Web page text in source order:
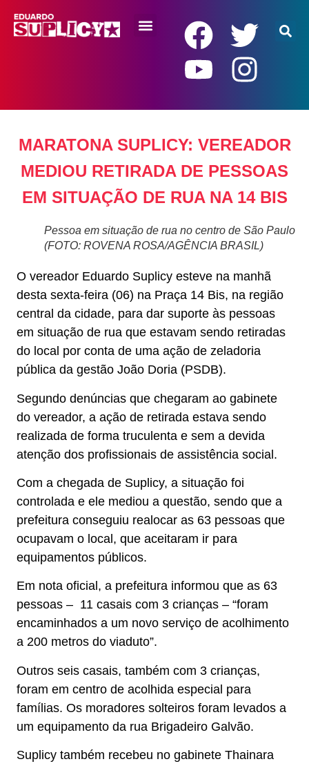
MARATONA SUPLICY: VEREADOR
MEDIOU RETIRADA DE PESSOAS
EM SITUAÇÃO DE RUA NA 14 BIS
Pessoa em situação de rua no centro de São Paulo
(FOTO: ROVENA ROSA/AGÊNCIA BRASIL)
O vereador Eduardo Suplicy esteve na manhã
desta sexta-feira (06) na Praça 14 Bis, na região
central da cidade, para dar suporte às pessoas
em situação de rua que estavam sendo retiradas
do local por conta de uma ação de zeladoria
pública da gestão João Doria (PSDB).
Segundo denúncias que chegaram ao gabinete
do vereador, a ação de retirada estava sendo
realizada de forma truculenta e sem a devida
atenção dos profissionais de assistência social.
Com a chegada de Suplicy, a situação foi
controlada e ele mediou a questão, sendo que a
prefeitura conseguiu realocar as 63 pessoas que
ocupavam o local, que aceitaram ir para
equipamentos públicos.
Em nota oficial, a prefeitura informou que as 63
pessoas – 11 casais com 3 crianças – “foram
encaminhados a um novo serviço de acolhimento
a 200 metros do viaduto”.
Outros seis casais, também com 3 crianças,
foram em centro de acolhida especial para
famílias. Os moradores solteiros foram levados a
um equipamento da rua Brigadeiro Galvão.
Suplicy também recebeu no gabinete Thainara